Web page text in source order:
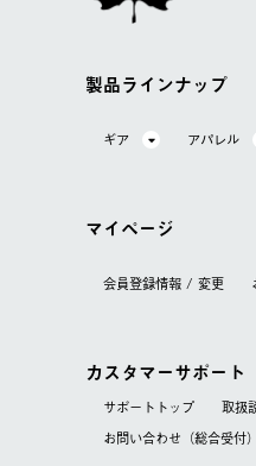
製品ラインナップ
ギア アパレル
マイページ
会員登録情報 / 変更
カスタマーサポート
サポートトップ 取扱
お問い合わせ（総合受付）